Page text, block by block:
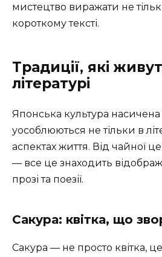
мистецтво виражати не
короткому тексті.
Традиції, які
літературі
Японська культура насичена
уособлюються не тільки в
аспектах життя. Від чайної
— все це знаходить
прозі та поезії.
Сакура: квітка, що
Сакура — не просто квітка,